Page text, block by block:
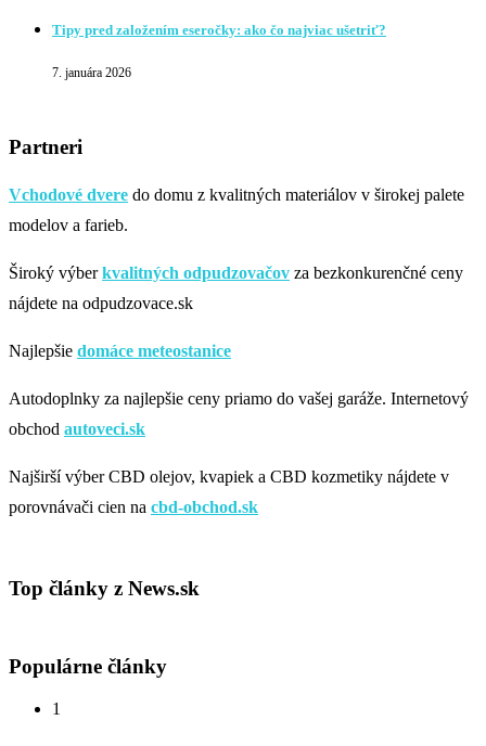
Tipy pred založením eseročky: ako čo najviac ušetriť?
7. januára 2026
Partneri
Vchodové dvere do domu z kvalitných materiálov v širokej palete
modelov a farieb.
Široký výberkvalitných odpudzovačov za bezkonkurenčné ceny
nájdete na odpudzovace.sk
Najlepšie domáce meteostanice
Autodoplnky za najlepšie ceny priamo do vašej garáže. Internetový
obchod autoveci.sk
Najširší výber CBD olejov, kvapiek a CBD kozmetiky nájdete v
porovnávači cien na cbd-obchod.sk
Top články z News.sk
Populárne články
1